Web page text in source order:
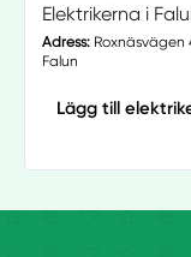
Elektrikerna i
Adress:Roxnäsvägen
Falun
Lägg till